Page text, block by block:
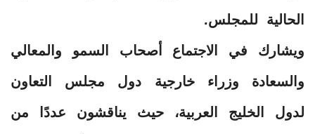
الحالية للمجلس.
ويشارك في الاجتماع أصحاب السمو والمعالي
والسعادة وزراء خارجية دول مجلس التعاون
لدول الخليج العربية، حيث يناقشون عددًا من